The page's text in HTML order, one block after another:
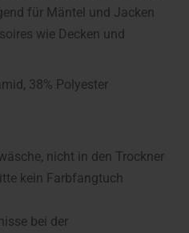
für Mäntel und Jacken
wie Decken und
38% Polyester
nicht in den Trockner
kein Farbfangtuch
bei der